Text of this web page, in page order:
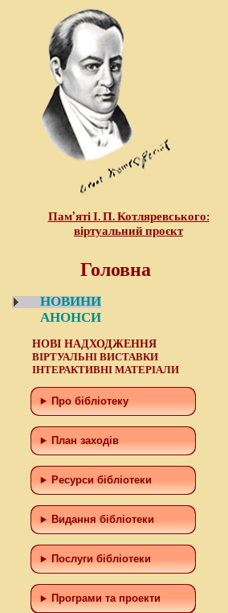
Пам’яті І. П. Котляревського:
віртуальний проєкт
Головна
НОВИНИ
АНОНСИ
НОВІ НАДХОДЖЕННЯ
ВІРТУАЛЬНІ ВИСТАВКИ
ІНТЕРАКТИВНІ МАТЕРІАЛИ
Про бібліотеку
План заходів
Ресурси бібліотеки
Видання бібліотеки
Послуги бібліотеки
Програми та проекти